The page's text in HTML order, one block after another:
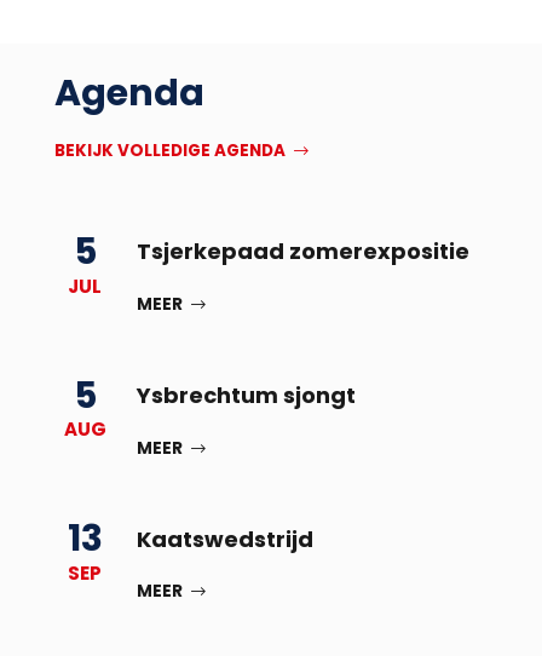
Agenda
BEKIJK VOLLEDIGE AGENDA
5
JUL
Tsjerkepaad zomerexpositie
MEER
5
AUG
Ysbrechtum sjongt
MEER
13
SEP
Kaatswedstrijd
MEER